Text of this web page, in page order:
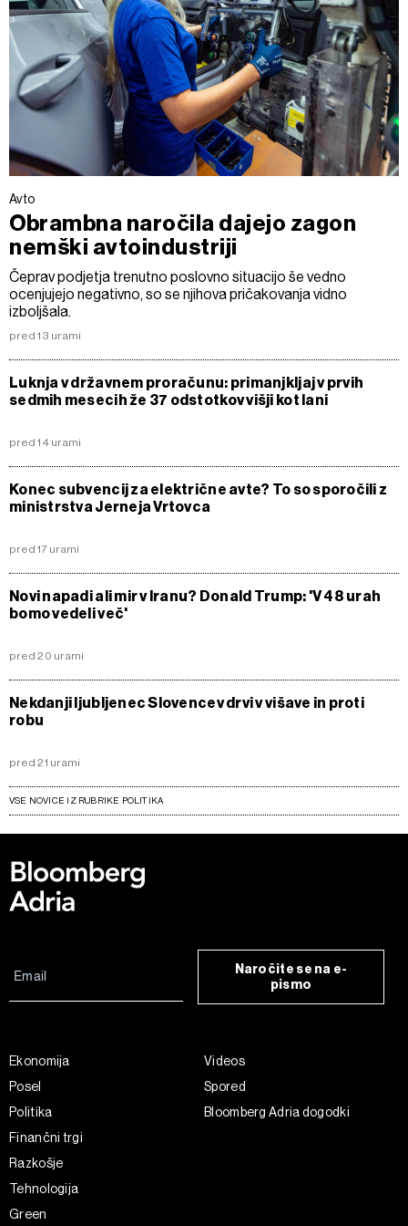
Avto
Obrambna naročila dajejo zagon
nemški avtoindustriji
Čeprav podjetja trenutno poslovno situacijo še vedno
ocenjujejo negativno, so se njihova pričakovanja vidno
izboljšala.
pred 13 urami
Luknja v državnem proračunu: primanjkljaj v prvih
sedmih mesecih že 37 odstotkov višji kot lani
pred 14 urami
Konec subvencij za električne avte? To so sporočili z
ministrstva Jerneja Vrtovca
pred 17 urami
Novi napadi ali mir v Iranu? Donald Trump: 'V 48 urah
bomo vedeli več'
pred 20 urami
Nekdanji ljubljenec Slovencev drvi v višave in proti
robu
pred 21 urami
VSE NOVICE IZ RUBRIKE POLITIKA
Naročite se na e-
pismo
Ekonomija
Posel
Politika
Finančni trgi
Razkošje
Tehnologija
Green
Videos
Spored
Bloomberg Adria dogodki